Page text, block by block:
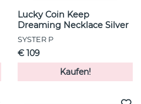
Lucky Coin Keep
Dreaming Necklace Silver
SYSTER P
€ 109
Kaufen!